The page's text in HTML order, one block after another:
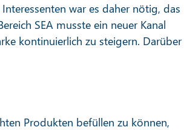
war es daher nötig, das
SEA musste ein neuer Kanal
kontinuierlich zu steigern. Darüber
Produkten befüllen zu können,